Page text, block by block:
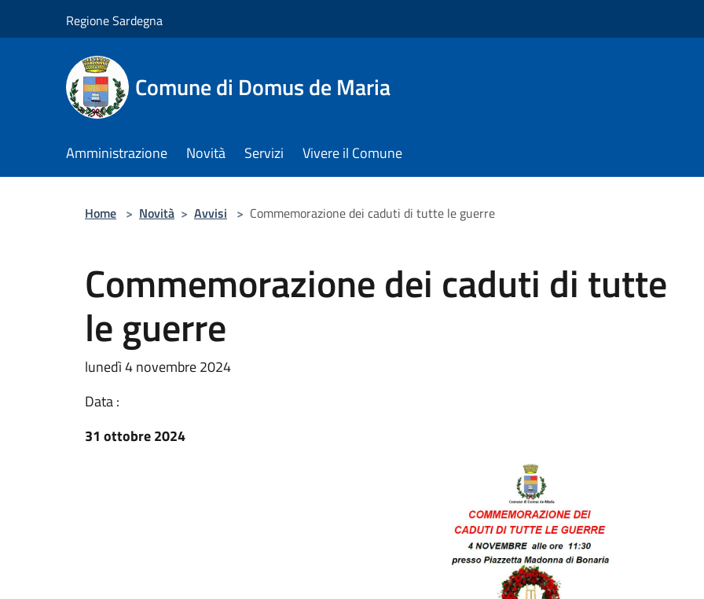
Regione Sardegna
Comune di Domus de Maria
Amministrazione Novità Servizi Vivere il Comune
Home > Novità > Avvisi > Commemorazione dei caduti di tutte le guerre
Commemorazione dei caduti di tutte
le guerre
lunedì 4 novembre 2024
Data :
31 ottobre 2024